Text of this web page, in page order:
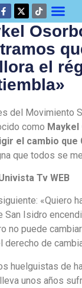
el
del Movimiento
como Maykel
el cambio que
que todos se
Tv WEB
«Quiero
San Isidro
no puede
derecho de
huelguistas de
unos años